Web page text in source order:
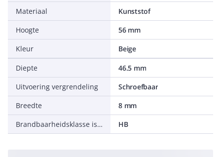
Materiaal
Kunststof
Hoogte
56 mm
Kleur
Beige
Diepte
46.5 mm
Uitvoering vergrendeling
Schroefbaar
Breedte
8 mm
Brandbaarheidsklasse isolatiemateriaal conform UL 94
HB